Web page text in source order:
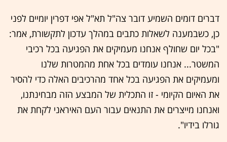
דברים דומים השמיע דובר צה"ל תא"ל אפי דפרין יומיים לפני
כן, כשבמענה לשאלות כתבים במהלך עדכון לתקשורת, אמר:
"בכל יום שחולף אנחנו מעמיקים את הפגיעה בכל רכיבי
המשטר... אנחנו עומדים בכל אחת מהמטרות שלנו
ומעמיקים את הפגיעה בכל אחד מהרכיבים האלה כדי להסיר
את האיום הקיומי - זו התכלית של המבצע הזה מבחינתנו,
ואנחנו מייצרים את התנאים עבור העם האיראני לקחת את
גורלו בידיו".